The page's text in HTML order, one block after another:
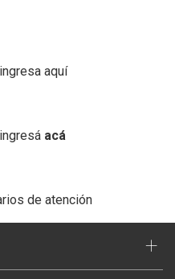
aquí
acá
de atención
+